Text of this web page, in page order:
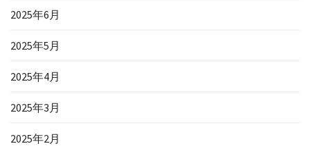
2025年6月
2025年5月
2025年4月
2025年3月
2025年2月